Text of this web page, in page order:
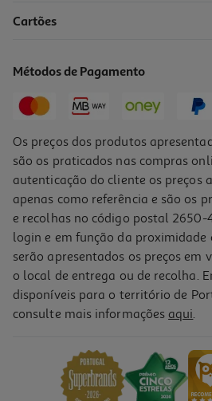
Cartões
Métodos de Pagamento
Os preços dos produtos
são os praticados nas compras
autenticação do cliente os preços
apenas como referência e são os
e recolhas no código postal 2650-
login e em função da proximidade
serão apresentados os preços em
o local de entrega ou de recolha.
disponíveis para o território de
consulte mais informações aqui.